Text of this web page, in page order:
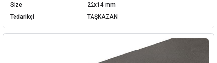
Size
22x14 mm
Tedarikçi
TAŞKAZAN